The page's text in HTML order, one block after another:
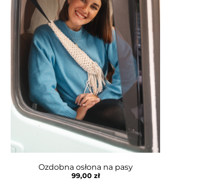
Ozdobna osłona na pasy
99,00 zł